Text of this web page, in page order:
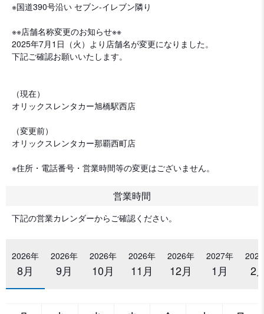
※国道390号沿い セブン-イレブン隣り
※※店舗名称変更のお知らせ※※
2025年7月1日（火）より店舗名が変更になりました。
下記ご確認お願いいたします。
（現在）
オリックスレンタカー旭橋駅西店
（変更前）
オリックスレンタカー那覇西町店
※住所・電話番号・営業時間等の変更はございません。
営業時間
下記の営業カレンダーからご確認ください。
2026年
8月
2026年
9月
2026年
10月
2026年
11月
2026年
12月
2027年
1月 2